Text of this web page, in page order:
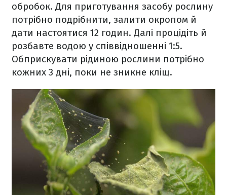
обробок. Для приготування засобу рослину
потрібно подрібнити, залити окропом й
дати настоятися 12 годин. Далі процідіть й
розбавте водою у співвідношенні 1:5.
Обприскувати рідиною рослини потрібно
кожних 3 дні, поки не зникне кліщ.